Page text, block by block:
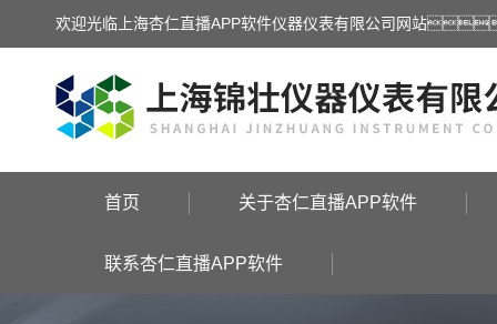
欢迎光临上海杏仁直播APP软件仪器仪表有限公司网站
首页 关于杏仁直播APP软件
联系杏仁直播APP软件